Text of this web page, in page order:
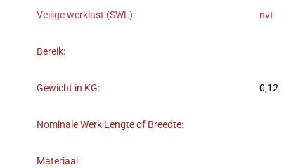
Veilige werklast (SWL): nvt
Bereik:
Gewicht in KG: 0,12
Nominale Werk Lengte of Breedte:
Materiaal: